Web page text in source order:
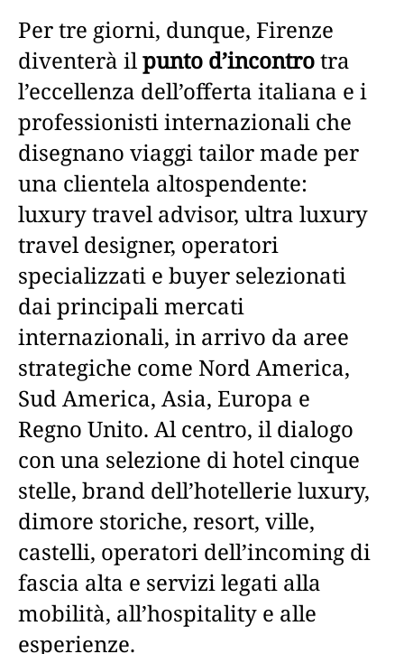
Per tre giorni, dunque, Firenze
diventerà ilpunto d’incontrotra
l’eccellenza dell’offerta italiana e i
professionisti internazionali che
disegnano viaggi tailor made per
una clientela altospendente:
luxury travel advisor, ultra luxury
travel designer, operatori
specializzati e buyer selezionati
dai principali mercati
internazionali, in arrivo da aree
strategiche come Nord America,
Sud America, Asia, Europa e
Regno Unito. Al centro, il dialogo
con una selezione di hotel cinque
stelle, brand dell’hotellerie luxury,
dimore storiche, resort, ville,
castelli, operatori dell’incoming di
fascia alta e servizi legati alla
mobilità, all’hospitality e alle
esperienze.